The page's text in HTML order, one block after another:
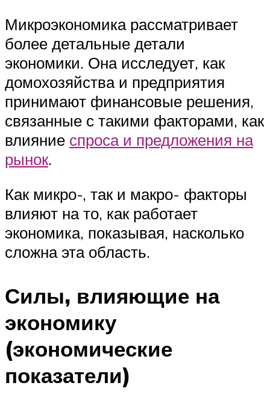
Микроэкономика рассматривает
более детальные детали
экономики. Она исследует, как
домохозяйства и предприятия
принимают финансовые решения,
связанные с такими факторами, как
влияние спроса и предложения на
рынок.
Как микро-, так и макро- факторы
влияют на то, как работает
экономика, показывая, насколько
сложна эта область.
Силы, влияющие на
экономику
(экономические
показатели)